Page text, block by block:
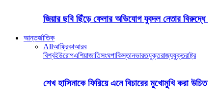
জিয়ার ছবি ছিঁড়ে ফেলার অভিযোগ যুবদল নেতার বিরুদ্ধে
আন্তর্জাতিক
Allআফ্রিকাআরব
বিশ্বইউরোপএশিয়াজাতিসংঘপাকিস্তানভারতযুক্তরাজ্যযুক্তরাষ্ট্র
শেখ হাসিনাকে ফিরিয়ে এনে বিচারের মুখোমুখি করা উচিত